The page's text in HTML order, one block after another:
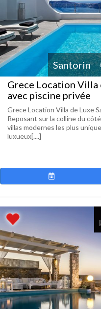
Santorin
Grece Location Villa
avec piscine privée
Grece Location Villa de Luxe
Reposant sur la colline du
villas modernes les plus
luxueux[....]